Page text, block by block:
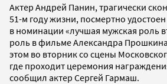
Актер Андрей Панин, трагически
51-м году жизни, посмертно
в номинации «лучшая мужская роль
роль в фильме Александра
этом во вторник со сцены
где проходит церемония
сообщил актер Сергей Гармаш.